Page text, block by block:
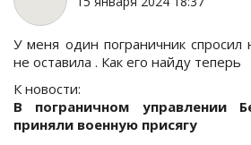
У меня один пограничник спросил
не оставила . Как его найду теперь
К новости:
В пограничном управлении
приняли военную присягу